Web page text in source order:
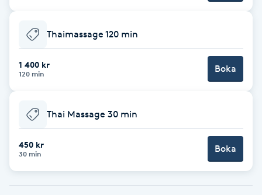
Celluliter
Color correction
Cryoterapi
D
Thaimassage 120 min
1 400 kr
120 min Boka
Thai Massage 30 min
450 kr
30 min Boka